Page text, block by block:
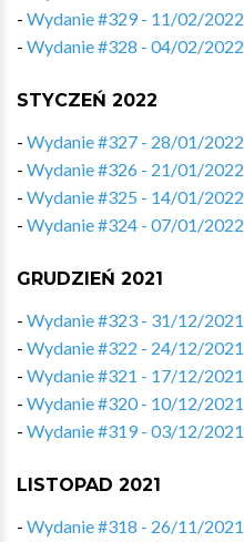
- Wydanie #329 - 11/02/2022
- Wydanie #328 - 04/02/2022
STYCZEŃ 2022
- Wydanie #327 - 28/01/2022
- Wydanie #326 - 21/01/2022
- Wydanie #325 - 14/01/2022
- Wydanie #324 - 07/01/2022
GRUDZIEŃ 2021
- Wydanie #323 - 31/12/2021
- Wydanie #322 - 24/12/2021
- Wydanie #321 - 17/12/2021
- Wydanie #320 - 10/12/2021
- Wydanie #319 - 03/12/2021
LISTOPAD 2021
- Wydanie #318 - 26/11/2021